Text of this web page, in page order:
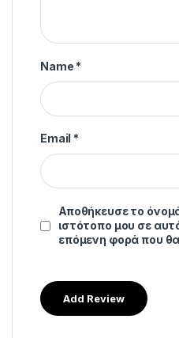
Name *
Email *
Αποθήκευσε το
ιστότοπο μου σε
επόμενη φορά που